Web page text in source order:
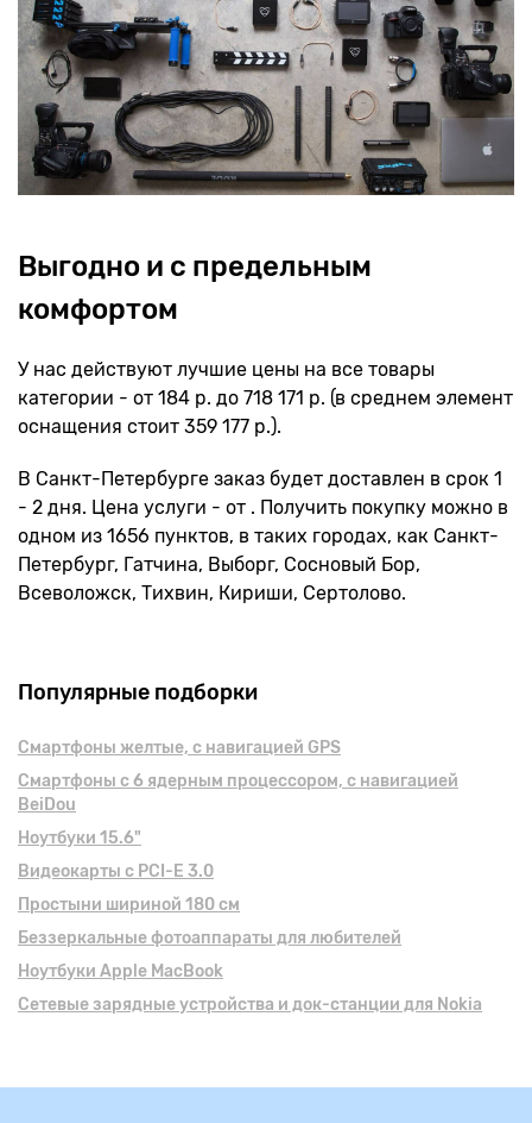
Выгодно и с предельным
комфортом
У нас действуют лучшие цены на все товары
категории - от 184 р. до 718 171 р. (в среднем элемент
оснащения стоит 359 177 р.).
В Санкт-Петербурге заказ будет доставлен в срок 1
- 2 дня. Цена услуги - от . Получить покупку можно в
одном из 1656 пунктов, в таких городах, как Санкт-
Петербург, Гатчина, Выборг, Сосновый Бор,
Всеволожск, Тихвин, Кириши, Сертолово.
Популярные подборки
Смартфоны желтые, с навигацией GPS
Смартфоны с 6 ядерным процессором, с навигацией
BeiDou
Ноутбуки 15.6"
Видеокарты с PCI-E 3.0
Простыни шириной 180 см
Беззеркальные фотоаппараты для любителей
Ноутбуки Apple MacBook
Сетевые зарядные устройства и док-станции для Nokia